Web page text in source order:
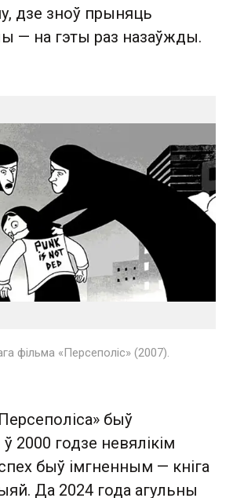
дзе зноў прыняць
— на гэты раз назаўжды.
фільма «Персеполіс» (2007).
быў
2000 годзе невялікім
быў імгненным — кніга
Да 2024 года агульны